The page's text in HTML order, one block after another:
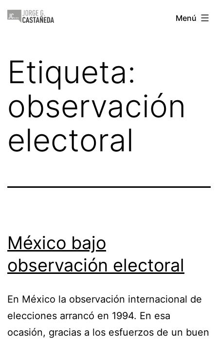
Saltar
Jorge
Menú
Etiqueta:
observación
electoral
México bajo
observación electoral
En México la observación internacional de
elecciones arrancó en 1994. En esa
ocasión, gracias a los esfuerzos de un buen